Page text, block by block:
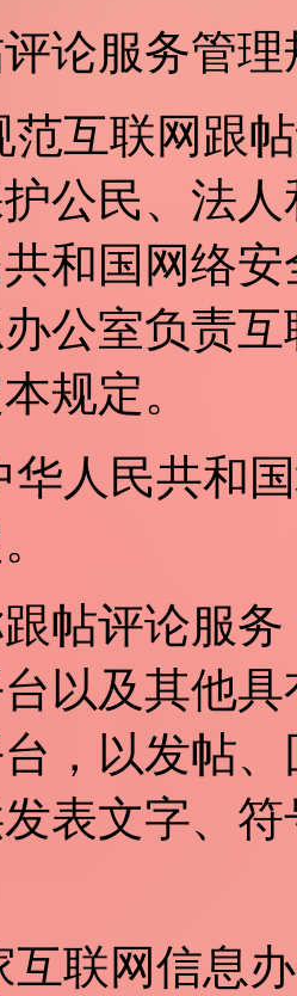
论服务管理
范互联网跟
公民、法
共和国网络
公室负责
规定。
华人民共和
帖评论服
以及其他
，以发帖
表文字、
互联网信息